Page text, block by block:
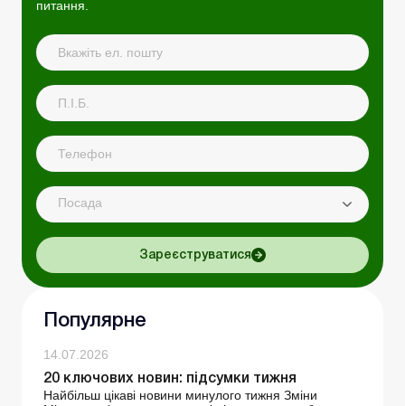
питання.
Посада
Зареєструватися
Популярне
14.07.2026
20 ключових новин: підсумки тижня
Найбільш цікаві новини минулого тижня Зміни